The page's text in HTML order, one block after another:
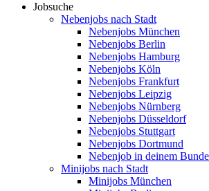
Jobsuche
Nebenjobs nach Stadt
Nebenjobs München
Nebenjobs Berlin
Nebenjobs Hamburg
Nebenjobs Köln
Nebenjobs Frankfurt
Nebenjobs Leipzig
Nebenjobs Nürnberg
Nebenjobs Düsseldorf
Nebenjobs Stuttgart
Nebenjobs Dortmund
Nebenjob in deinem
Minijobs nach Stadt
Minijobs München